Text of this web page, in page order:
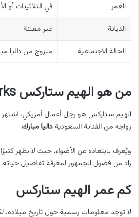
العمر
في الثلاثينات أو
الديانة
غير معلنة
الحالة الاجتماعية
متزوج من داليا
من هو الهيم ستاركس Haim Starks
الهيم ستاركس هو رجل أعمال أمريكي، اشتهر
زواجه من الفنانة السعودية داليا مبارك.
ويُعرف بابتعاده عن الأضواء، حيث لا يظهر
زاد من فضول الجمهور لمعرفة تفاصيل حياته.
كم عمر الهيم ستاركس
لا توجد معلومات رسمية حول تاريخ ميلاده،